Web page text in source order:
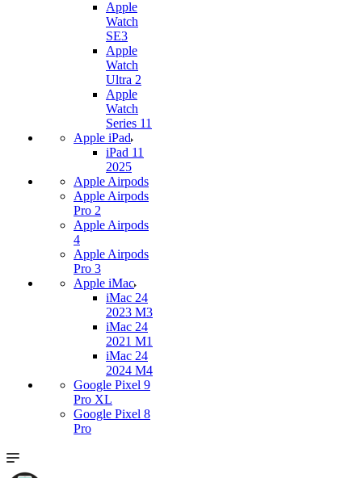
Apple
Watch
SE3
Apple
Watch
Ultra 2
Apple
Watch
Series 11
Apple iPad
iPad 11
2025
Apple Airpods
Apple Airpods
Pro 2
Apple Airpods
4
Apple Airpods
Pro 3
Apple iMac
iMac 24
2023 M3
iMac 24
2021 M1
iMac 24
2024 M4
Google Pixel 9
Pro XL
Google Pixel 8
Pro